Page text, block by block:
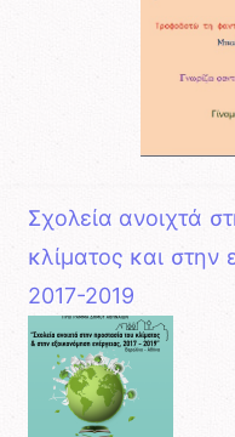
Σχολεία ανοιχτά
κλίματος και στην
2017-2019